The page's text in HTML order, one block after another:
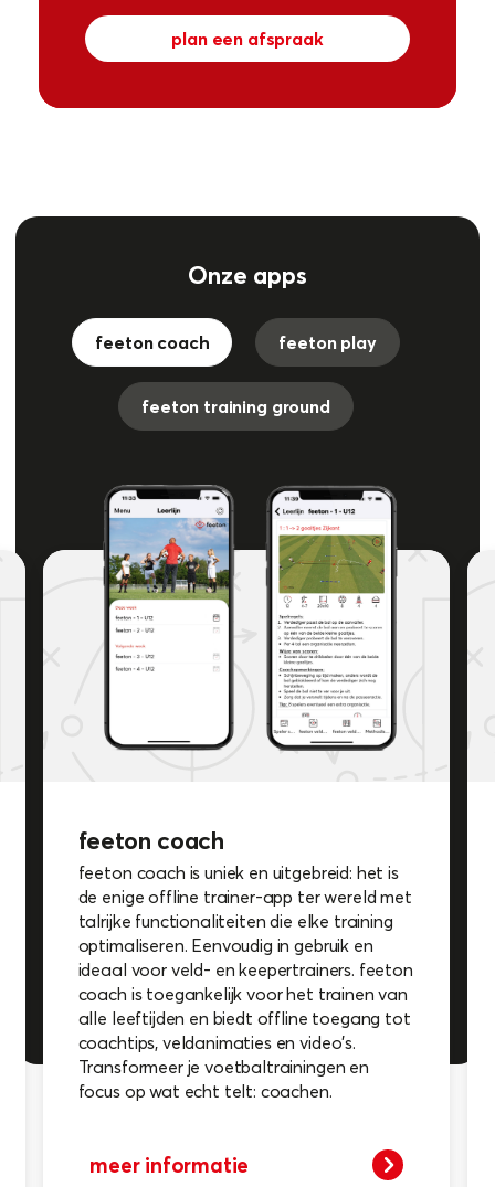
plan een afspraak
Onze apps
feeton coach feeton play
feeton training ground
feeton coach
feeton coach is uniek en uitgebreid: het is
de enige offline trainer-app ter wereld met
talrijke functionaliteiten die elke training
optimaliseren. Eenvoudig in gebruik en
ideaal voor veld- en keepertrainers. feeton
coach is toegankelijk voor het trainen van
alle leeftijden en biedt offline toegang tot
coachtips, veldanimaties en video's.
Transformeer je voetbaltrainingen en
focus op wat echt telt: coachen.
meer informatie